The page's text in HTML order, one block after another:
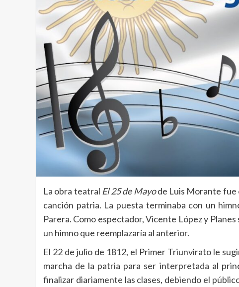
La obra teatral El 25 de Mayode Luis Morante fue
canción patria. La puesta terminaba con un
Parera. Como espectador, Vicente López y
un himno que reemplazaría al anterior.
El 22 de julio de 1812, el Primer Triunvirato le
marcha de la patria para ser interpretada al
finalizar diariamente las clases, debiendo el